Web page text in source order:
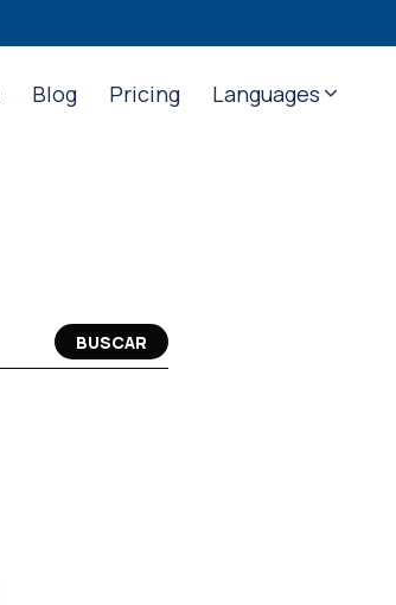
Blog Pricing Languages
BUSCAR